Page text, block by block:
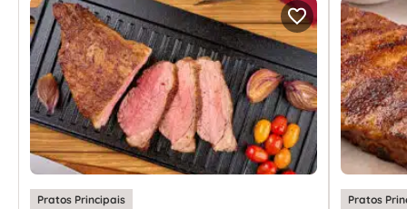
Pratos Principais Pratos